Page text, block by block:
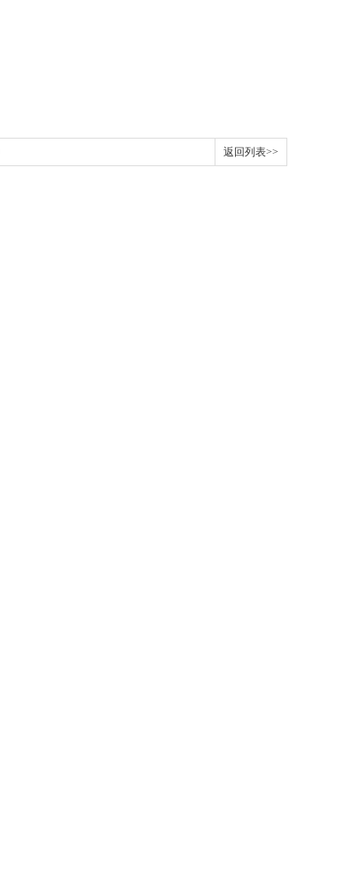
返回列表>>